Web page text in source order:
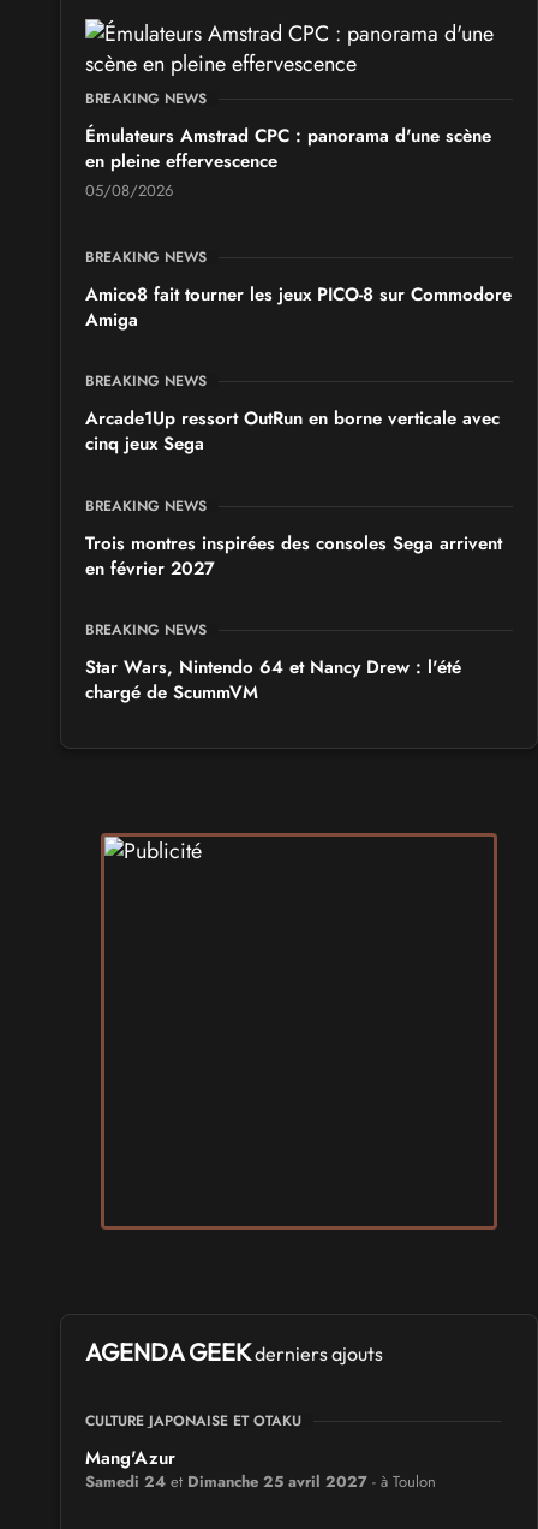
BREAKING NEWS
Émulateurs Amstrad CPC : panorama d'une scène
en pleine effervescence
05/08/2026
BREAKING NEWS
Amico8 fait tourner les jeux PICO-8 sur Commodore
Amiga
BREAKING NEWS
Arcade1Up ressort OutRun en borne verticale avec
cinq jeux Sega
BREAKING NEWS
Trois montres inspirées des consoles Sega arrivent
en février 2027
BREAKING NEWS
Star Wars, Nintendo 64 et Nancy Drew : l'été
chargé de ScummVM
AGENDA GEEKderniers ajouts
CULTURE JAPONAISE ET OTAKU
Mang'Azur
Samedi 24 et Dimanche 25 avril 2027 - à Toulon